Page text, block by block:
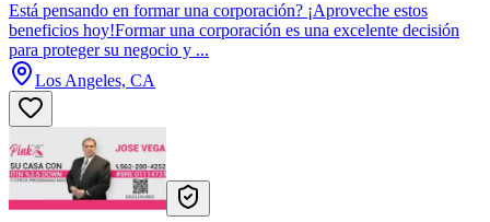
Está pensando en formar una corporación? ¡Aproveche estos
beneficios hoy!Formar una corporación es una excelente decisión
para proteger su negocio y ...
Los Angeles, CA